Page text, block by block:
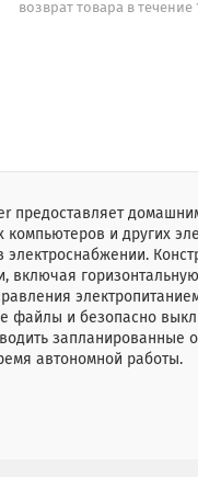
возврат товара в
предоставляет
и других
включая
файлы и безопасно
запланированные
автономной работы.